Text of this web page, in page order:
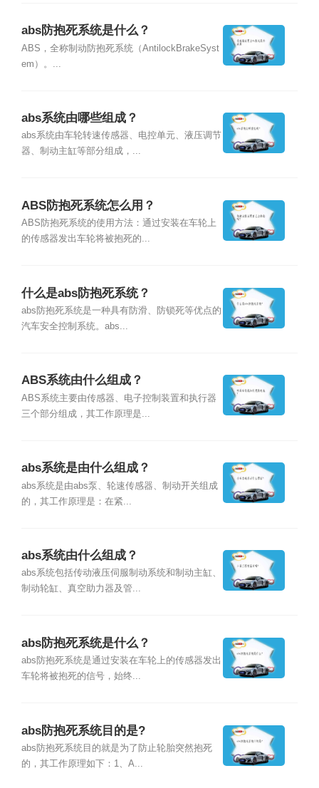
abs防抱死系统是什么？
ABS，全称制动防抱死系统（AntilockBrakeSyst
em）。...
abs系统由哪些组成？
abs系统由车轮转速传感器、电控单元、液压调节
器、制动主缸等部分组成，...
ABS防抱死系统怎么用？
ABS防抱死系统的使用方法：通过安装在车轮上
的传感器发出车轮将被抱死的...
什么是abs防抱死系统？
abs防抱死系统是一种具有防滑、防锁死等优点的
汽车安全控制系统。abs...
ABS系统由什么组成？
ABS系统主要由传感器、电子控制装置和执行器
三个部分组成，其工作原理是...
abs系统是由什么组成？
abs系统是由abs泵、轮速传感器、制动开关组成
的，其工作原理是：在紧...
abs系统由什么组成？
abs系统包括传动液压伺服制动系统和制动主缸、
制动轮缸、真空助力器及管...
abs防抱死系统是什么？
abs防抱死系统是通过安装在车轮上的传感器发出
车轮将被抱死的信号，始终...
abs防抱死系统目的是?
abs防抱死系统目的就是为了防止轮胎突然抱死
的，其工作原理如下：1、A...